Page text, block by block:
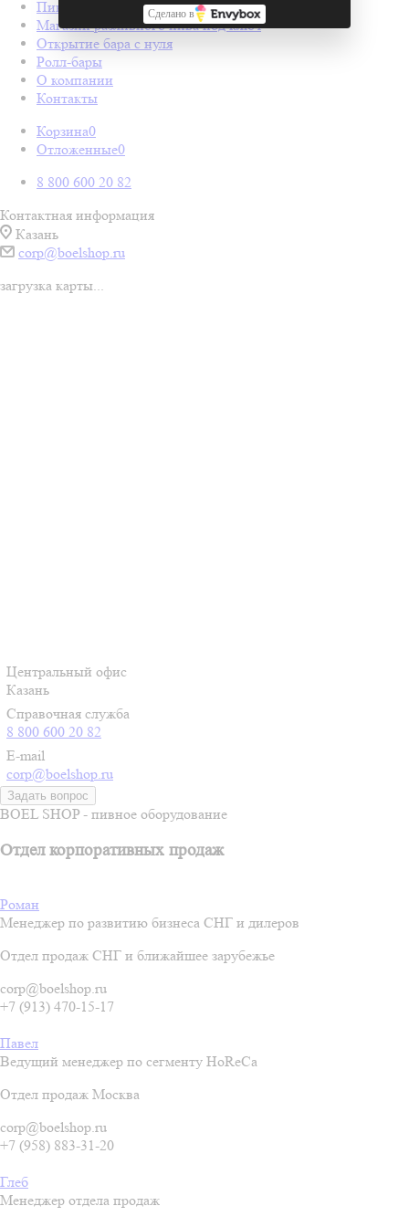
Пивные колонны
Магазин разливного пива под ключ
Открытие бара с нуля
Ролл-бары
О компании
Контакты
Корзина0
Отложенные0
8 800 600 20 82
Контактная информация
Казань
corp@boelshop.ru
загрузка карты...
Центральный офис
Казань
Справочная служба
8 800 600 20 82
E-mail
corp@boelshop.ru
Задать вопрос
BOEL SHOP - пивное оборудование
Отдел корпоративных продаж
Роман
Менеджер по развитию бизнеса СНГ и дилеров
Отдел продаж СНГ и ближайшее зарубежье
corp@boelshop.ru
+7 (913) 470-15-17
Павел
Ведущий менеджер по сегменту HoReCa
Отдел продаж Москва
corp@boelshop.ru
+7 (958) 883-31-20
Глеб
Менеджер отдела продаж
Сделано в